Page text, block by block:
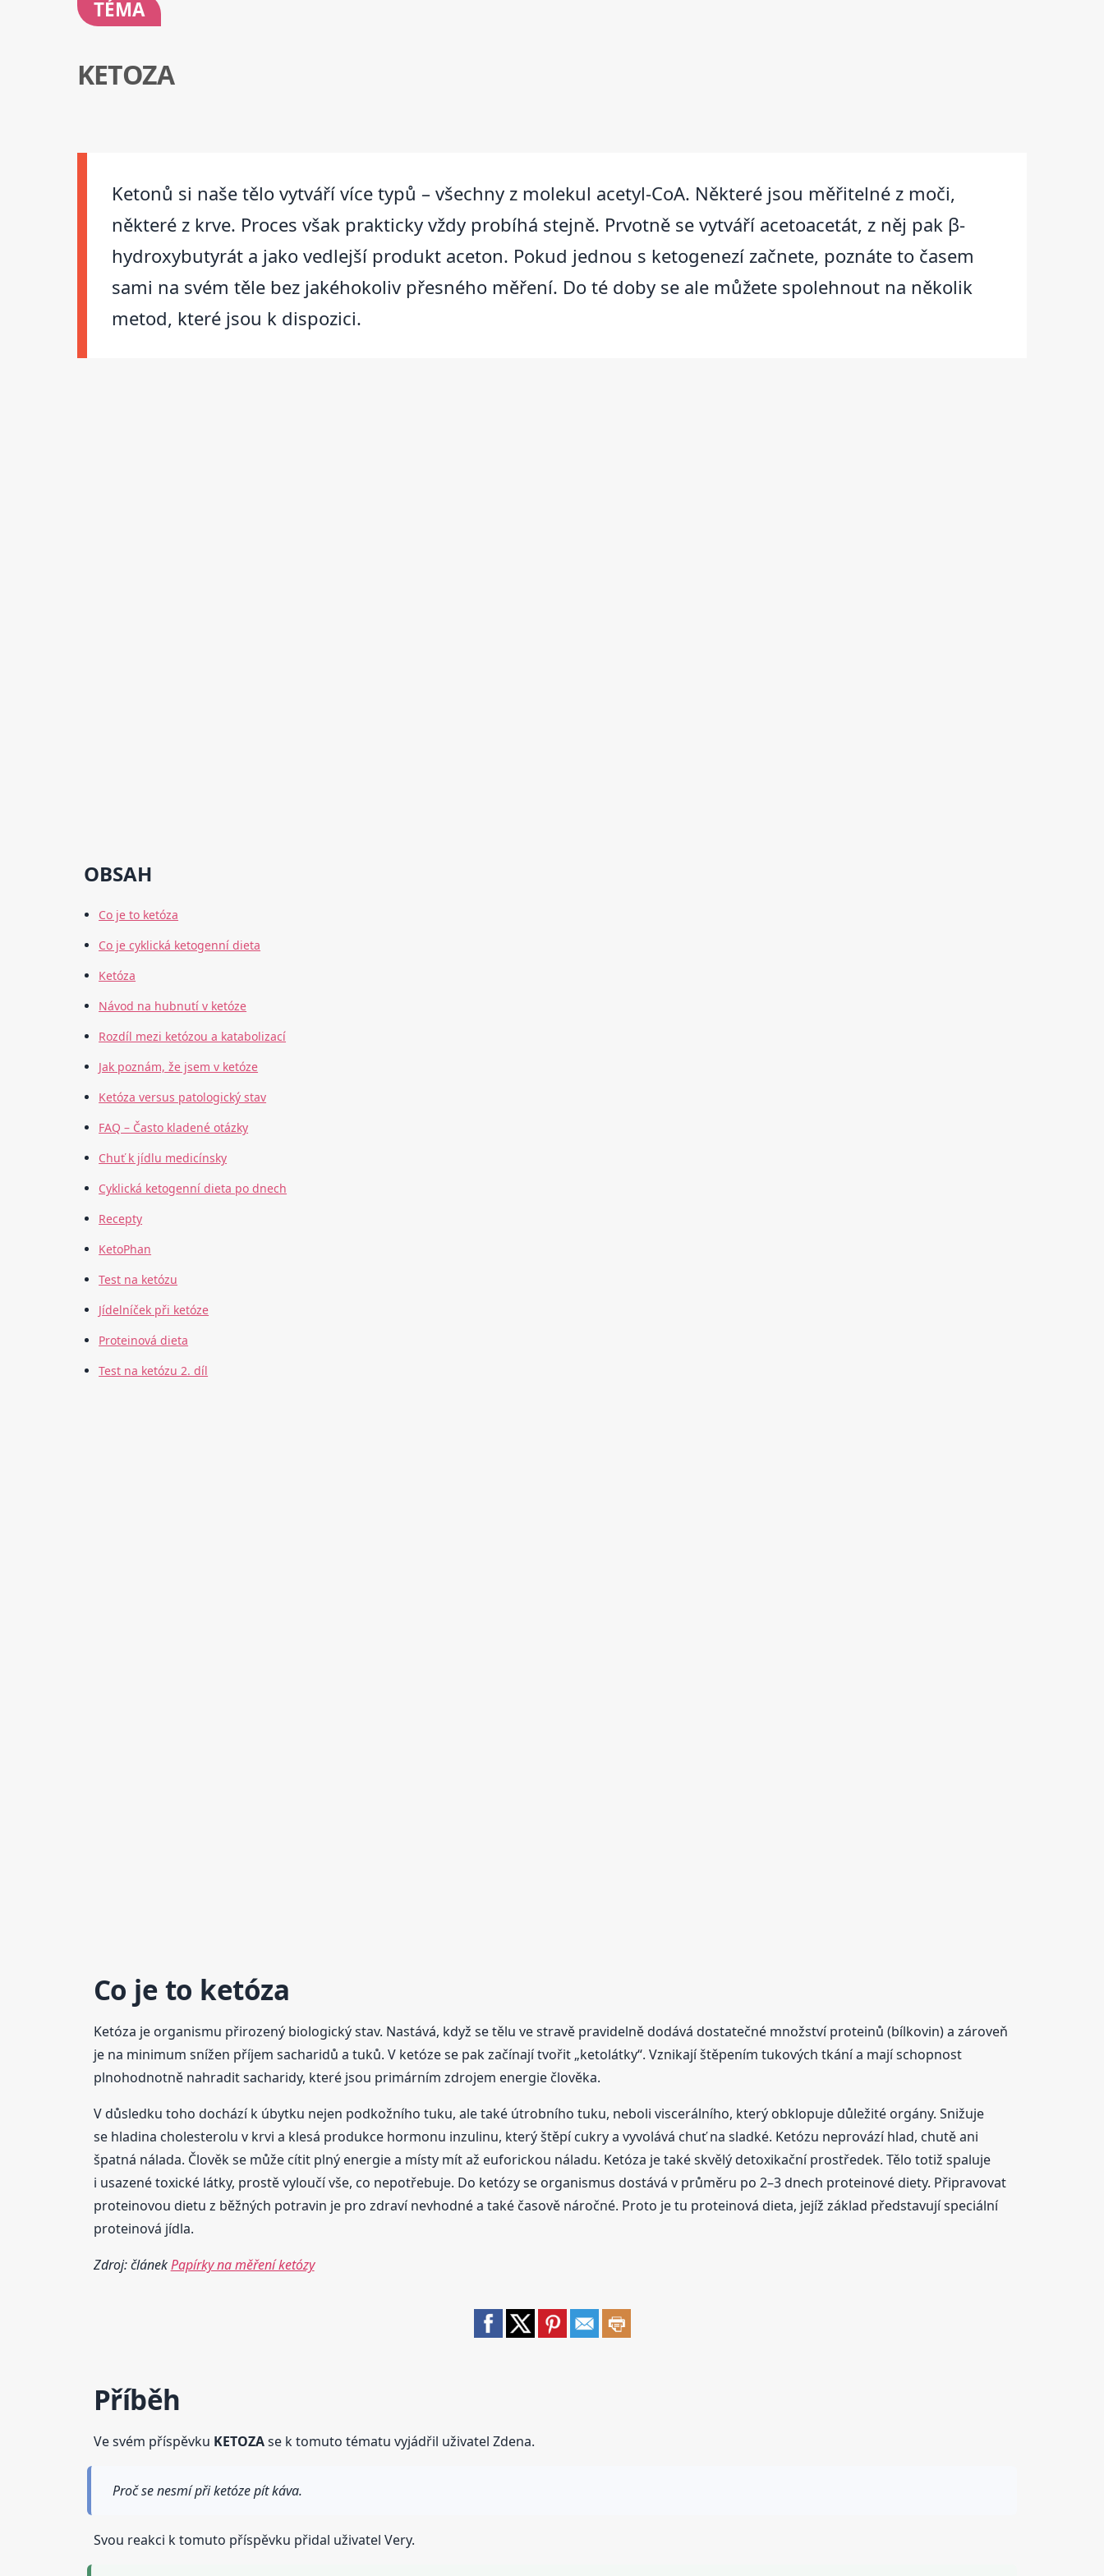
TÉMA
KETOZA
Ketonů si naše tělo vytváří více typů – všechny z molekul acetyl-CoA. Některé jsou měřitelné z moči,
některé z krve. Proces však prakticky vždy probíhá stejně. Prvotně se vytváří acetoacetát, z něj pak β-
hydroxybutyrát a jako vedlejší produkt aceton. Pokud jednou s ketogenezí začnete, poznáte to časem
sami na svém těle bez jakéhokoliv přesného měření. Do té doby se ale můžete spolehnout na několik
metod, které jsou k dispozici.
OBSAH
Co je to ketóza
Co je cyklická ketogenní dieta
Ketóza
Návod na hubnutí v ketóze
Rozdíl mezi ketózou a katabolizací
Jak poznám, že jsem v ketóze
Ketóza versus patologický stav
FAQ – Často kladené otázky
Chuť k jídlu medicínsky
Cyklická ketogenní dieta po dnech
Recepty
KetoPhan
Test na ketózu
Jídelníček při ketóze
Proteinová dieta
Test na ketózu 2. díl
Co je to ketóza
Ketóza je organismu přirozený biologický stav. Nastává, když se tělu ve stravě pravidelně dodává dostatečné množství proteinů (bílkovin) a zároveň
je na minimum snížen příjem sacharidů a tuků. V ketóze se pak začínají tvořit „ketolátky“. Vznikají štěpením tukových tkání a mají schopnost
plnohodnotně nahradit sacharidy, které jsou primárním zdrojem energie člověka.
V důsledku toho dochází k úbytku nejen podkožního tuku, ale také útrobního tuku, neboli viscerálního, který obklopuje důležité orgány. Snižuje
se hladina cholesterolu v krvi a klesá produkce hormonu inzulinu, který štěpí cukry a vyvolává chuť na sladké. Ketózu neprovází hlad, chutě ani
špatná nálada. Člověk se může cítit plný energie a místy mít až euforickou náladu. Ketóza je také skvělý detoxikační prostředek. Tělo totiž spaluje
i usazené toxické látky, prostě vyloučí vše, co nepotřebuje. Do ketózy se organismus dostává v průměru po 2–3 dnech proteinové diety. Připravovat
proteinovou dietu z běžných potravin je pro zdraví nevhodné a také časově náročné. Proto je tu proteinová dieta, jejíž základ představují speciální
proteinová jídla.
Zdroj: článekPapírky na měření ketózy
Příběh
Ve svém příspěvku KETOZAse k tomuto tématu vyjádřil uživatel Zdena.
Proč se nesmí při ketóze pít káva.
Svou reakci k tomuto příspěvku přidal uživatel Very.